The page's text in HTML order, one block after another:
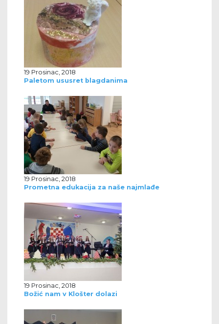
19 Prosinac, 2018
Paletom ususret blagdanima
19 Prosinac, 2018
Prometna edukacija za naše najmlađe
19 Prosinac, 2018
Božić nam v Klošter dolazi